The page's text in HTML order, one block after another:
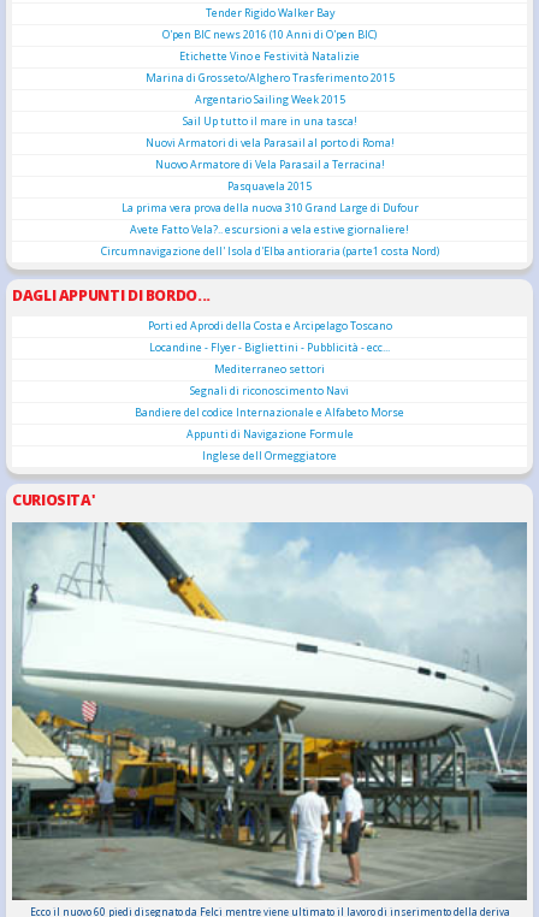
Tender Rigido Walker Bay
O'pen BIC news 2016 (10 Anni di O'pen BIC)
Etichette Vino e Festività Natalizie
Marina di Grosseto/Alghero Trasferimento 2015
Argentario Sailing Week 2015
Sail Up tutto il mare in una tasca!
Nuovi Armatori di vela Parasail al porto di Roma!
Nuovo Armatore di Vela Parasail a Terracina!
Pasquavela 2015
La prima vera prova della nuova 310 Grand Large di Dufour
Avete Fatto Vela?.. escursioni a vela estive giornaliere!
Circumnavigazione dell' Isola d'Elba antioraria (parte1 costa Nord)
DAGLI APPUNTI DI BORDO...
Porti ed Aprodi della Costa e Arcipelago Toscano
Locandine - Flyer - Bigliettini - Pubblicità - ecc...
Mediterraneo settori
Segnali di riconoscimento Navi
Bandiere del codice Internazionale e Alfabeto Morse
Appunti di Navigazione Formule
Inglese dell Ormeggiatore
CURIOSITA'
Ecco il nuovo 60 piedi disegnato da Felci mentre viene ultimato il lavoro di inserimento della deriva